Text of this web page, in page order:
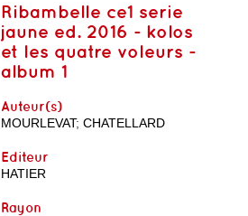
Ribambelle ce1 serie
jaune ed. 2016 - kolos
et les quatre voleurs -
album 1
Auteur(s)
MOURLEVAT;CHATELLARD
Editeur
HATIER
Rayon